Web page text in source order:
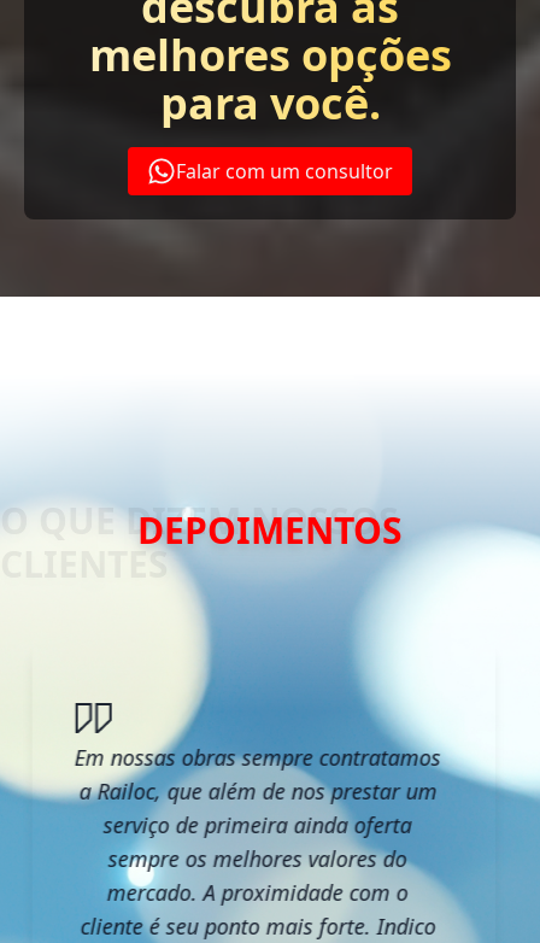
melhores opções
para você.
Falar com um consultor
DEPOIMENTOS
Em nossas obras sempre contratamos
a Railoc, que além de nos prestar um
serviço de primeira ainda oferta
sempre os melhores valores do
mercado. A proximidade com o
cliente é seu ponto mais forte. Indico